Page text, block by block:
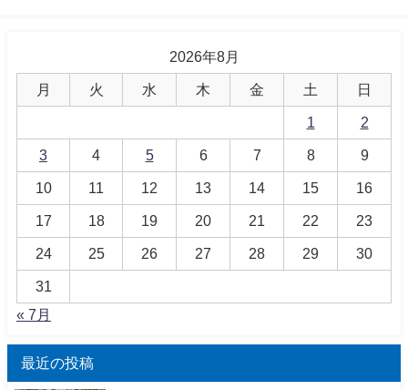
2026年8月
月 火 水 木 金 土 日
1 2
3 4 5 6 7 8 9
10 11 12 13 14 15 16
17 18 19 20 21 22 23
24 25 26 27 28 29 30
31
« 7月
最近の投稿